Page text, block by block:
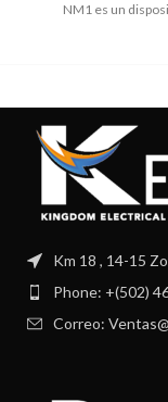
NM1 es un
Km 18 , 14-15
Phone: +(502)
Correo: